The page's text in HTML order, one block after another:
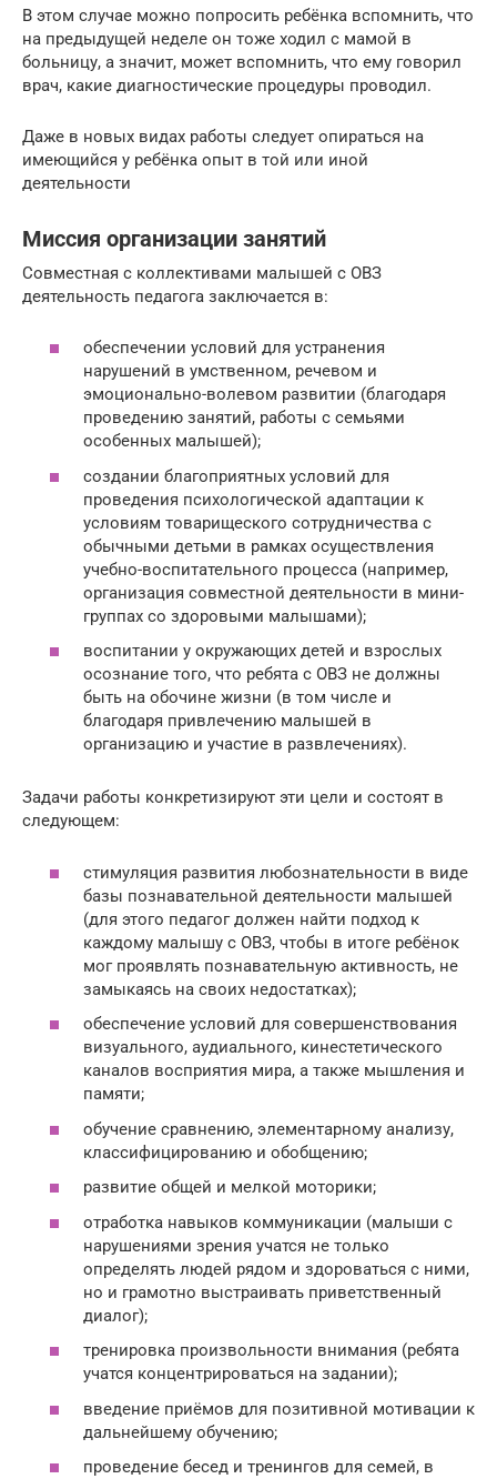
В этом случае можно попросить ребёнка вспомнить, что
на предыдущей неделе он тоже ходил с мамой в
больницу, а значит, может вспомнить, что ему говорил
врач, какие диагностические процедуры проводил.
Даже в новых видах работы следует опираться на
имеющийся у ребёнка опыт в той или иной
деятельности
Миссия организации занятий
Совместная с коллективами малышей с ОВЗ
деятельность педагога заключается в:
обеспечении условий для устранения
нарушений в умственном, речевом и
эмоционально-волевом развитии (благодаря
проведению занятий, работы с семьями
особенных малышей);
создании благоприятных условий для
проведения психологической адаптации к
условиям товарищеского сотрудничества с
обычными детьми в рамках осуществления
учебно-воспитательного процесса (например,
организация совместной деятельности в мини-
группах со здоровыми малышами);
воспитании у окружающих детей и взрослых
осознание того, что ребята с ОВЗ не должны
быть на обочине жизни (в том числе и
благодаря привлечению малышей в
организацию и участие в развлечениях).
Задачи работы конкретизируют эти цели и состоят в
следующем:
стимуляция развития любознательности в виде
базы познавательной деятельности малышей
(для этого педагог должен найти подход к
каждому малышу с ОВЗ, чтобы в итоге ребёнок
мог проявлять познавательную активность, не
замыкаясь на своих недостатках);
обеспечение условий для совершенствования
визуального, аудиального, кинестетического
каналов восприятия мира, а также мышления и
памяти;
обучение сравнению, элементарному анализу,
классифицированию и обобщению;
развитие общей и мелкой моторики;
отработка навыков коммуникации (малыши с
нарушениями зрения учатся не только
определять людей рядом и здороваться с ними,
но и грамотно выстраивать приветственный
диалог);
тренировка произвольности внимания (ребята
учатся концентрироваться на задании);
введение приёмов для позитивной мотивации к
дальнейшему обучению;
проведение бесед и тренингов для семей, в